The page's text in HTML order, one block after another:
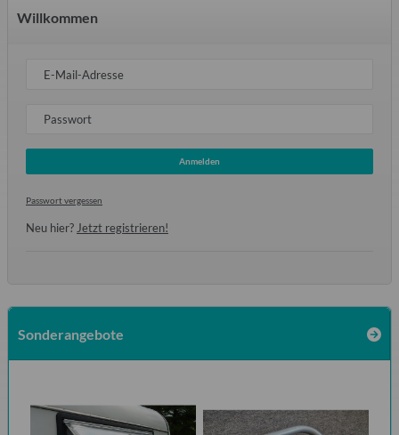
Willkommen
E-Mail-Adresse
Passwort
Anmelden
Passwort vergessen
Neu hier?Jetzt registrieren!
Sonderangebote